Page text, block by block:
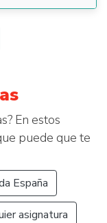
En estos
puede que te
España
asignatura